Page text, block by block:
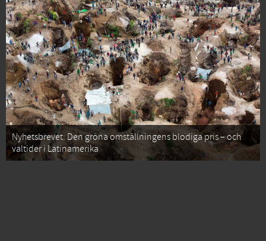
Nyhetsbrevet: Den gröna omställningens blodiga pris – och
valtider i Latinamerika